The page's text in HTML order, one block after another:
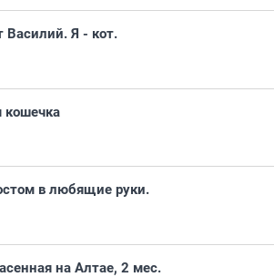
Василий. Я - кот.
в любящие руки.
на Алтае, 2 мес.